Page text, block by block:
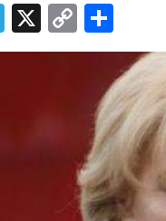
de
Film
Making
Waves:
Telegram
X
Copy
Link